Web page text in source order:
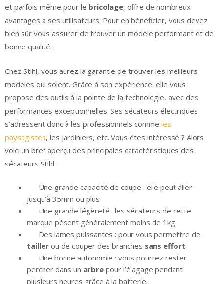
et parfois même pour le bricolage, offre de nombreux
avantages à ses utilisateurs. Pour en bénéficier, vous devez
bien sûr vous assurer de trouver un modèle performant et de
bonne qualité.
Chez Stihl, vous aurez la garantie de trouver les meilleurs
modèles qui soient. Grâce à son expérience, elle vous
propose des outils à la pointe de la technologie, avec des
performances exceptionnelles. Ses sécateurs électriques
s’adressent donc à les professionnels comme les
paysagistes, les jardiniers, etc. Vous êtes intéressé ? Alors
voici un bref aperçu des principales caractéristiques des
sécateurs Stihl :
Une grande capacité de coupe : elle peut aller
jusqu’à 35mm ou plus
Une grande légèreté : les sécateurs de cette
marque pèsent généralement moins de 1kg
Des lames puissantes : pour vous permettre de
tailler ou de couper des branches sans effort
Une bonne autonomie : vous pourrez rester
percher dans un arbre pour l’élagage pendant
plusieurs heures grâce à la batterie.